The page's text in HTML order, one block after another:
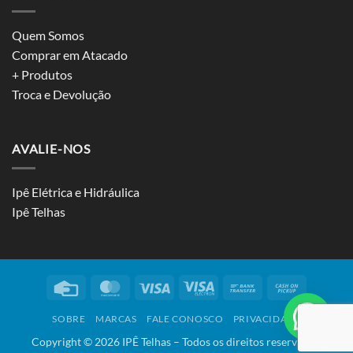
Quem Somos
Comprar em Atacado
+ Produtos
Troca e Devolução
AVALIE-NOS
Ipê Elétrica e Hidráulica
Ipê Telhas
Credit
MasterCardVisa
Visa
Bank
Transfer on
SOBRE MARCAS FALE CONOSCO PRIVACIDADE
Copyright © 2026IPÊ Telhas – Todos os direitos reservados.